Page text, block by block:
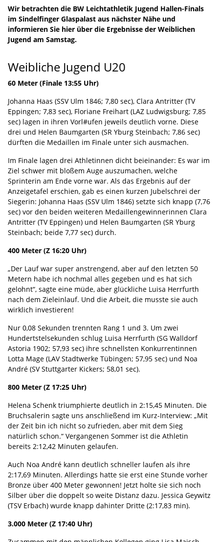
Wir betrachten die BW Leichtathletik Jugend Hallen-Finals
im Sindelfinger Glaspalast aus nächster Nähe und
informieren Sie hier über die Ergebnisse der Weiblichen
Jugend am Samstag.
Weibliche Jugend U20
60 Meter (Finale 13:55 Uhr)
Johanna Haas (SSV Ulm 1846; 7,80 sec), Clara Antritter (TV
Eppingen; 7,83 sec), Floriane Freihart (LAZ Ludwigsburg; 7,85
sec) lagen in ihren Vorl#ufen jeweils deutlich vorne. Diese
drei und Helen Baumgarten (SR Yburg Steinbach; 7,86 sec)
dürften die Medaillen im Finale unter sich ausmachen.
Im Finale lagen drei Athletinnen dicht beieinander: Es war im
Ziel schwer mit bloßem Auge auszumachen, welche
Sprinterin am Ende vorne war. Als das Ergebnis auf der
Anzeigetafel erschien, gab es einen kurzen Jubelschrei der
Siegerin: Johanna Haas (SSV Ulm 1846) setzte sich knapp (7,76
sec) vor den beiden weiteren Medaillengewinnerinnen Clara
Antritter (TV Eppingen) und Helen Baumgarten (SR Yburg
Steinbach; beide 7,77 sec) durch.
400 Meter (Z 16:20 Uhr)
„Der Lauf war super anstrengend, aber auf den letzten 50
Metern habe ich nochmal alles gegeben und es hat sich
gelohnt“, sagte eine müde, aber glückliche Luisa Herrfurth
nach dem Zieleinlauf. Und die Arbeit, die musste sie auch
wirklich investieren!
Nur 0,08 Sekunden trennten Rang 1 und 3. Um zwei
Hundertstelsekunden schlug Luisa Herrfurth (SG Walldorf
Astoria 1902; 57,93 sec) ihre schnellsten Konkurrentinnen
Lotta Mage (LAV Stadtwerke Tübingen; 57,95 sec) und Noa
André (SV Stuttgarter Kickers; 58,01 sec).
800 Meter (Z 17:25 Uhr)
Helena Schenk triumphierte deutlich in 2:15,45 Minuten. Die
Bruchsalerin sagte uns anschließend im Kurz-Interview: „Mit
der Zeit bin ich nicht so zufrieden, aber mit dem Sieg
natürlich schon.“ Vergangenen Sommer ist die Athletin
bereits 2:12,42 Minuten gelaufen.
Auch Noa André kann deutlich schneller laufen als ihre
2:17,69 Minuten. Allerdings hatte sie erst eine Stunde vorher
Bronze über 400 Meter gewonnen! Jetzt holte sie sich noch
Silber über die doppelt so weite Distanz dazu. Jessica Geywitz
(TSV Erbach) wurde knapp dahinter Dritte (2:17,83 min).
3.000 Meter (Z 17:40 Uhr)